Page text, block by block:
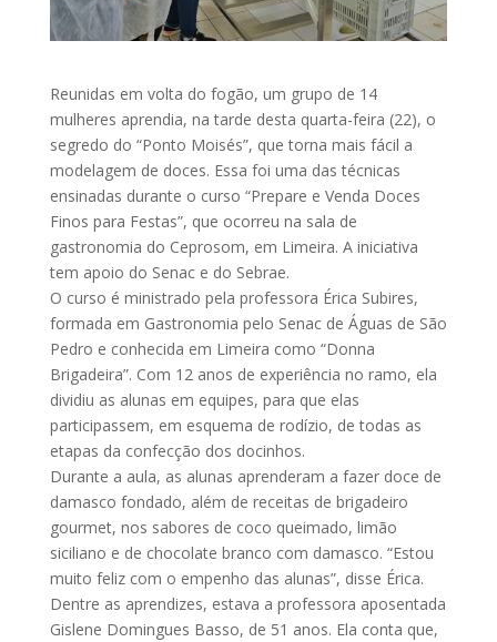
Reunidas em volta do fogão, um grupo de 14
mulheres aprendia, na tarde desta quarta-feira (22), o
segredo do “Ponto Moisés”, que torna mais fácil a
modelagem de doces. Essa foi uma das técnicas
ensinadas durante o curso “Prepare e Venda Doces
Finos para Festas”, que ocorreu na sala de
gastronomia do Ceprosom, em Limeira. A iniciativa
tem apoio do Senac e do Sebrae.
O curso é ministrado pela professora Érica Subires,
formada em Gastronomia pelo Senac de Águas de São
Pedro e conhecida em Limeira como “Donna
Brigadeira”. Com 12 anos de experiência no ramo, ela
dividiu as alunas em equipes, para que elas
participassem, em esquema de rodízio, de todas as
etapas da confecção dos docinhos.
Durante a aula, as alunas aprenderam a fazer doce de
damasco fondado, além de receitas de brigadeiro
gourmet, nos sabores de coco queimado, limão
siciliano e de chocolate branco com damasco. “Estou
muito feliz com o empenho das alunas”, disse Érica.
Dentre as aprendizes, estava a professora aposentada
Gislene Domingues Basso, de 51 anos. Ela conta que,